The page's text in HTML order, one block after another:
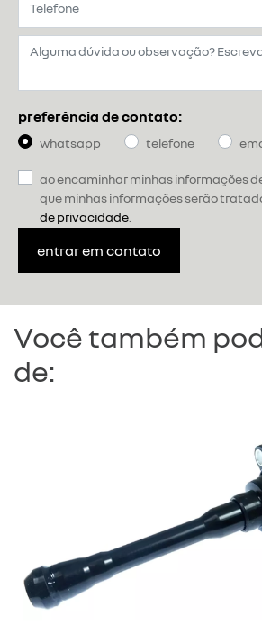
preferência de contato:
whatsapp telefone
ao encaminhar minhas informações
que minhas informações serão
de privacidade
entrar em contato
Você também
de: